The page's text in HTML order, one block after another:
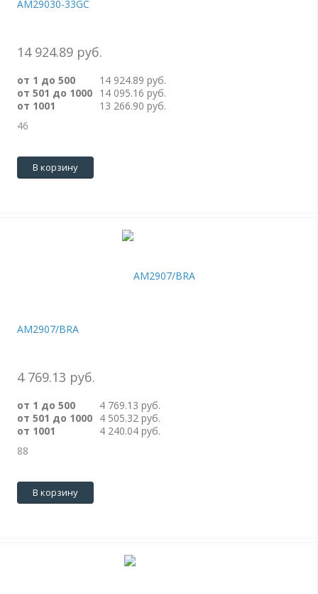
AM29030-33GC
14 924.89 руб.
от 1 до 500
14 924.89 руб.
от 501 до 1000 14 095.16 руб.
от 1001
13 266.90 руб.
46
В корзину
AM2907/BRA
4 769.13 руб.
от 1 до 500
4 769.13 руб.
от 501 до 1000 4 505.32 руб.
от 1001
4 240.04 руб.
88
В корзину